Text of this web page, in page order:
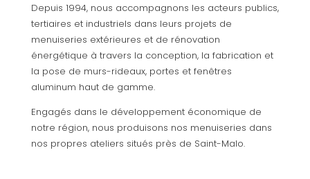
Depuis 1994, nous accompagnons les acteurs publics,
tertiaires et industriels dans leurs projets de
menuiseries extérieures et de rénovation
énergétique à travers la conception, la fabrication et
la pose de murs-rideaux, portes et fenêtres
aluminum haut de gamme.
Engagés dans le développement économique de
notre région, nous produisons nos menuiseries dans
nos propres ateliers situés près de Saint-Malo.